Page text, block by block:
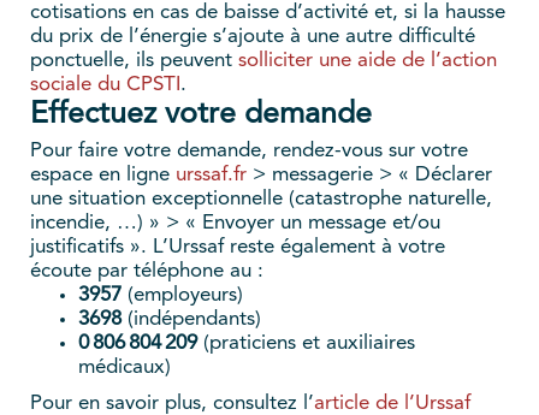
cotisations en cas de baisse d’activité et, si la hausse
du prix de l’énergie s’ajoute à une autre difficulté
ponctuelle, ils peuvent solliciter une aide de l’action
sociale du CPSTI .
Effectuez votre demande
Pour faire votre demande, rendez-vous sur votre
espace en ligne urssaf.fr > messagerie > « Déclarer
une situation exceptionnelle (catastrophe naturelle,
incendie, …) » > « Envoyer un message et/ou
justificatifs ». L’Urssaf reste également à votre
écoute par téléphone au :
3957 (employeurs)
3698(indépendants)
0 806 804 209 (praticiens et auxiliaires
médicaux)
Pour en savoir plus, consultez l’article de l’Urssaf